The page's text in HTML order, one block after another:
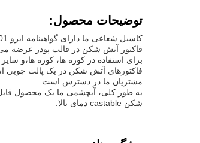
توضیحات محصول:
کاسبل شعاعی ما دارای گواهینامه ایزو 9001 است که کیفیت و دوام آن را تضمین می کند. آن دارای منافذ ظاهری ≤18٪ است که آن را برای استفاده در کاربردهای درجه حرارت بالا مناسب می کند.
فاکتور آتش شکن در قالب پودر عرضه می
برای استفاده در کوره ها، کوره ها،و
فاکتورهای آتش شکن در یک پالت چوبی
مشتریان ما در دسترس است.
به طور کلی، آبچشمی ما یک محصول قابل
شکن castable دمای بالا.